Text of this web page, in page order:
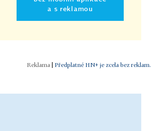
a s reklamou
Předplatné HN+ je zcela bez reklam.